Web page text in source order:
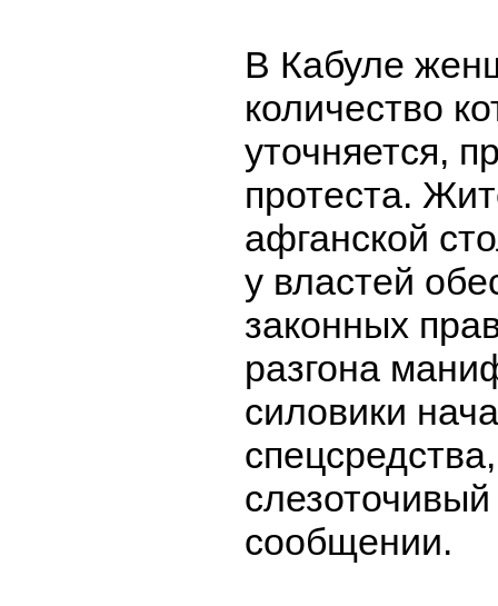
В Кабуле
количество
уточняется,
протеста.
афганской
у властей
законных
разгона
силовики
слезоточивый
сообщении.